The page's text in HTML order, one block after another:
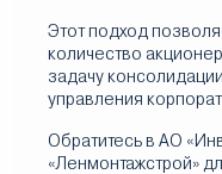
Этот подход
количество
задачу
управления
Обратитесь в АО
«Ленмонтажстрой»